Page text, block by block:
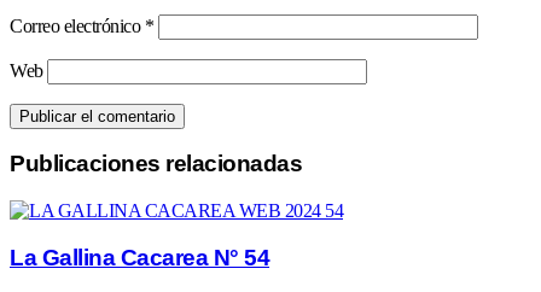
Correo electrónico *
Web
Publicaciones relacionadas
La Gallina Cacarea N° 54